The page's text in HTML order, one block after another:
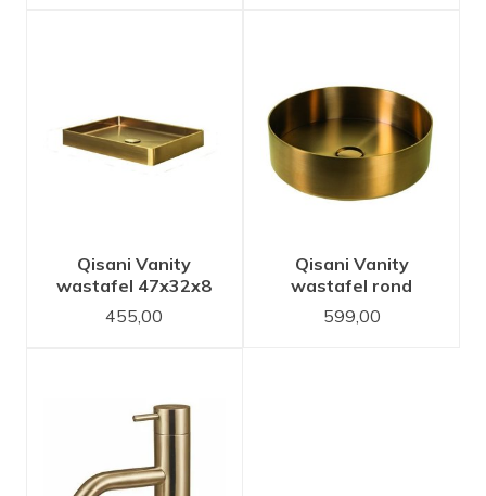
Qisani Vanity
wastafel 47x32x8
Gold / Goud, incl.
vaste plug 181325
455,00
Qisani Vanity
wastafel rond
40x11,5 Gold / Goud,
incl. vaste plug
599,00